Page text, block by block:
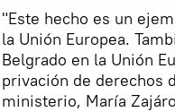
"Este hecho es un
la Unión Europea.
Belgrado en la Unión
privación de derechos
ministerio, María